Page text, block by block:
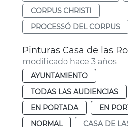
CORPUS CHRISTI
PROCESSÓ DEL CORPUS
Pinturas Casa de las
modificado hace 3 años
AYUNTAMIENTO
TODAS LAS AUDIENCIAS
EN PORTADA
EN
NORMAL
CASA DE